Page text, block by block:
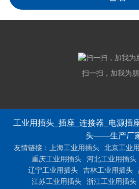
扫一扫，加我为
工业用插头_插座_连接器_电源插
头——生产厂
友情链接： 上海工业用插头 北京工业
重庆工业用插头
河北工业用插头
辽宁工业用插头
吉林工业用插头
江苏工业用插头
浙江工业用插头